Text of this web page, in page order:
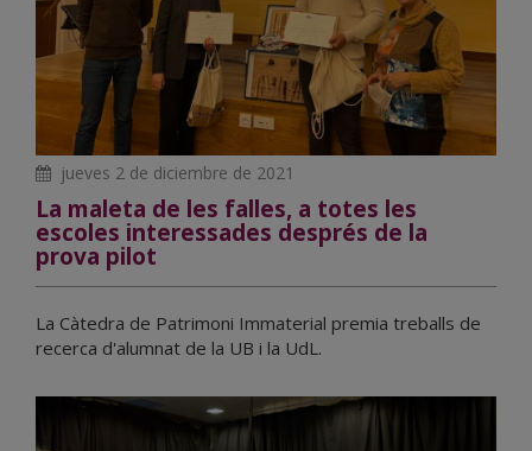
jueves 2 de diciembre de 2021
La maleta de les falles, a totes les
escoles interessades després de la
prova pilot
La Càtedra de Patrimoni Immaterial premia treballs de
recerca d'alumnat de la UB i la UdL.